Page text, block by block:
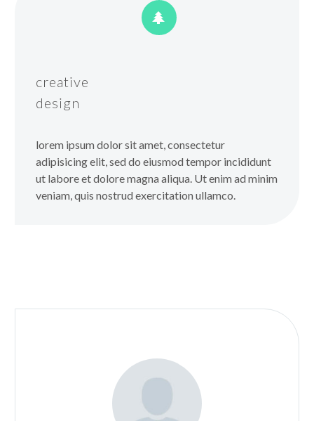


creative
design
lorem ipsum dolor sit amet, consectetur
adipisicing elit, sed do eiusmod tempor incididunt
ut labore et dolore magna aliqua. Ut enim ad minim
veniam, quis nostrud exercitation ullamco.